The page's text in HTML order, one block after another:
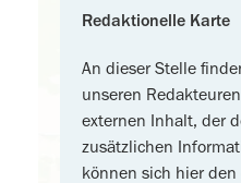
Redaktionelle Karte
An dieser Stelle
unseren
externen Inhalt, der
zusätzlichen
können sich hier